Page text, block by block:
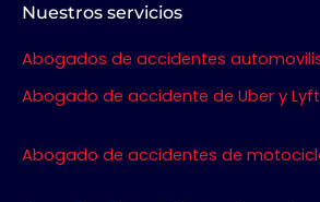
e
b
o
o
t
t
e
r
t
a
g
r
m
u
b
e
Nuestros servicios
Abogados de accidentes
Abogado de accidente de Uber y Lyft
Abogado de accidentes de